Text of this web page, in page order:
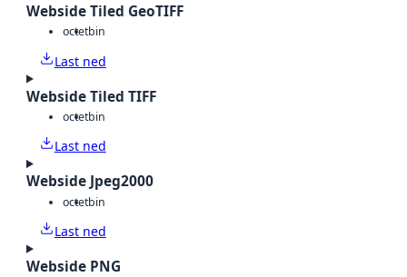
Webside Tiled GeoTIFF
octetbin
Last ned
Webside Tiled TIFF
octetbin
Last ned
Webside Jpeg2000
octetbin
Last ned
Webside PNG